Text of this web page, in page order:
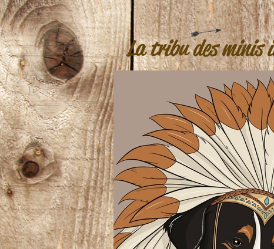
La tribu des minis